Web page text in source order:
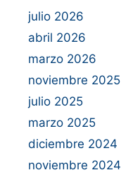
julio 2026
abril 2026
marzo 2026
noviembre 2025
julio 2025
marzo 2025
diciembre 2024
noviembre 2024